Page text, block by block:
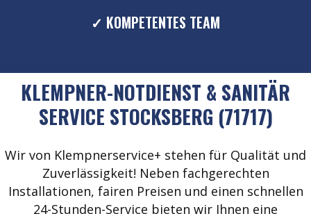
✓ KOMPETENTES TEAM
KLEMPNER-NOTDIENST & SANITÄR
SERVICE STOCKSBERG (71717)
Wir von Klempnerservice+ stehen für Qualität und
Zuverlässigkeit! Neben fachgerechten
Installationen, fairen Preisen und einen schnellen
24-Stunden-Service bieten wir Ihnen eine